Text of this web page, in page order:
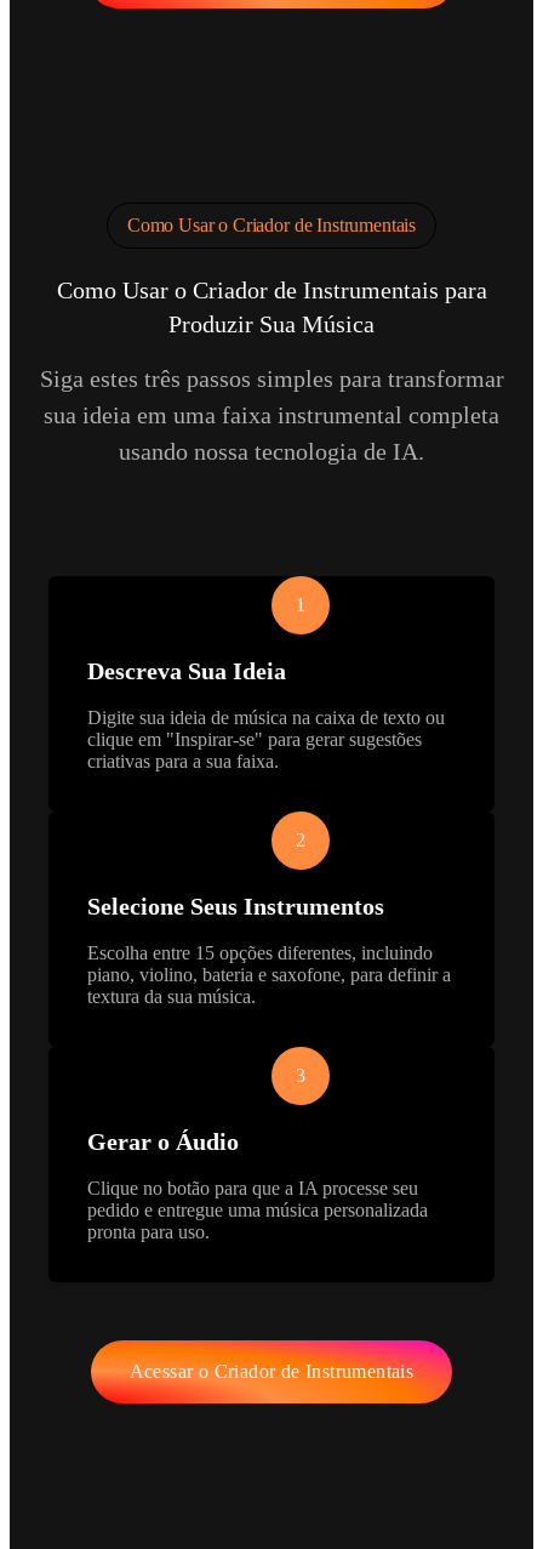
Como Usar o Criador de Instrumentais
Como Usar o Criador de Instrumentais para
Produzir Sua Música
Siga estes três passos simples para transformar
sua ideia em uma faixa instrumental completa
usando nossa tecnologia de IA.
1
Descreva Sua Ideia
Digite sua ideia de música na caixa de texto ou
clique em "Inspirar-se" para gerar sugestões
criativas para a sua faixa.
2
Selecione Seus Instrumentos
Escolha entre 15 opções diferentes, incluindo
piano, violino, bateria e saxofone, para definir a
textura da sua música.
3
Gerar o Áudio
Clique no botão para que a IA processe seu
pedido e entregue uma música personalizada
pronta para uso.
Acessar o Criador de Instrumentais